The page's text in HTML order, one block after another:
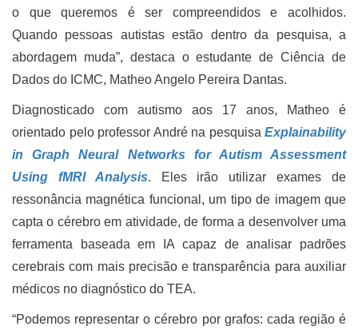
o que queremos é ser compreendidos e acolhidos.
Quando pessoas autistas estão dentro da pesquisa, a
abordagem muda”, destaca o estudante de Ciência de
Dados do ICMC, Matheo Angelo Pereira Dantas.
Diagnosticado com autismo aos 17 anos, Matheo é
orientado pelo professor André na pesquisa Explainability
in Graph Neural Networks for Autism Assessment
Using fMRI Analysis. Eles irão utilizar exames de
ressonância magnética funcional, um tipo de imagem que
capta o cérebro em atividade, de forma a desenvolver uma
ferramenta baseada em IA capaz de analisar padrões
cerebrais com mais precisão e transparência para auxiliar
médicos no diagnóstico do TEA.
“Podemos representar o cérebro por grafos: cada região é